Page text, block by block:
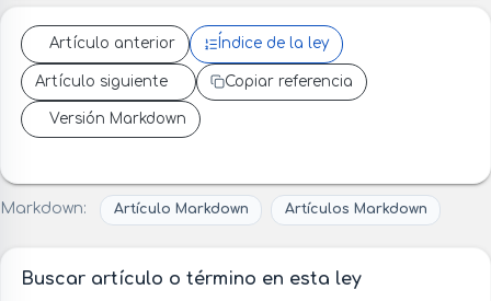
Artículo anterior Índice de la ley
Artículo siguiente Copiar referencia
Versión Markdown
Markdown: Artículo Markdown Artículos Markdown
Buscar artículo o término en esta ley